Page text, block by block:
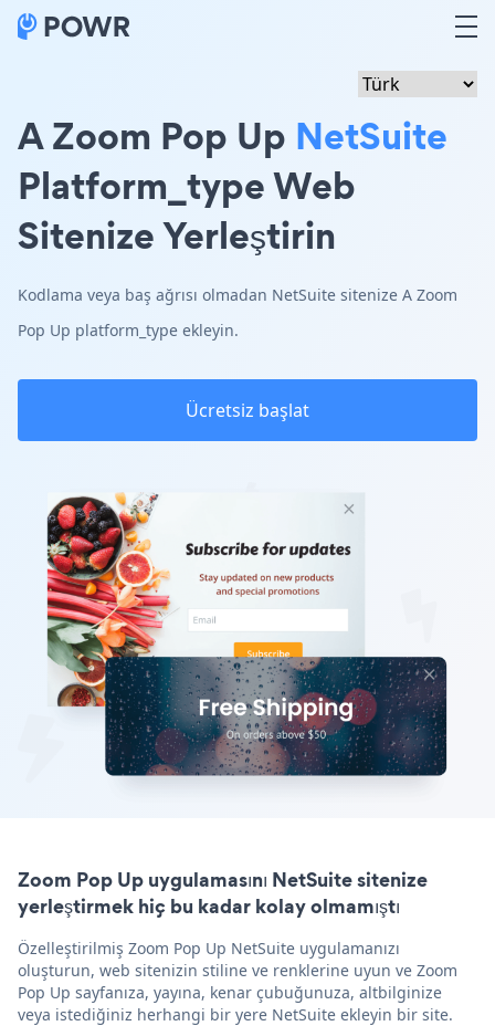
A Zoom Pop Up NetSuite
Platform_type Web
Sitenize Yerleştirin
Kodlama veya baş ağrısı olmadan NetSuite sitenize A Zoom
Pop Up platform_type ekleyin.
Ücretsiz başlat
Zoom Pop Up uygulamasını NetSuite sitenize
yerleştirmek hiç bu kadar kolay olmamıştı
Özelleştirilmiş Zoom Pop Up NetSuite uygulamanızı
oluşturun, web sitenizin stiline ve renklerine uyun ve Zoom
Pop Up sayfanıza, yayına, kenar çubuğunuza, altbilginize
veya istediğiniz herhangi bir yere NetSuite ekleyin bir site.